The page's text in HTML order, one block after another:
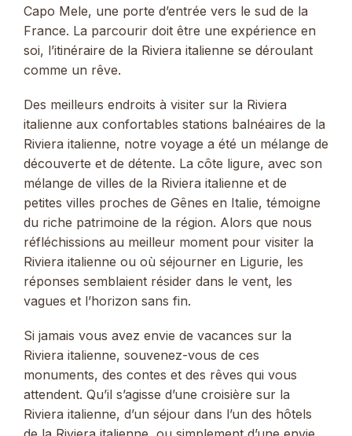
Capo Mele, une porte d’entrée vers le sud de la
France. La parcourir doit être une expérience en
soi, l’itinéraire de la Riviera italienne se déroulant
comme un rêve.
Des meilleurs endroits à visiter sur la Riviera
italienne aux confortables stations balnéaires de la
Riviera italienne, notre voyage a été un mélange de
découverte et de détente. La côte ligure, avec son
mélange de villes de la Riviera italienne et de
petites villes proches de Gênes en Italie, témoigne
du riche patrimoine de la région. Alors que nous
réfléchissions au meilleur moment pour visiter la
Riviera italienne ou où séjourner en Ligurie, les
réponses semblaient résider dans le vent, les
vagues et l’horizon sans fin.
Si jamais vous avez envie de vacances sur la
Riviera italienne, souvenez-vous de ces
monuments, des contes et des rêves qui vous
attendent. Qu’il s’agisse d’une croisière sur la
Riviera italienne, d’un séjour dans l’un des hôtels